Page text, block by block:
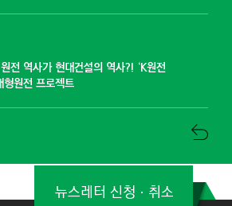
전 역사가 현대건설의 역사?! ‘K원전
형원전 프로젝트
뉴스레터 신청ㆍ취소